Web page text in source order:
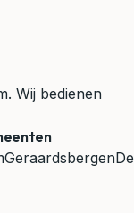
Wij bedienen
Geraardsbergen